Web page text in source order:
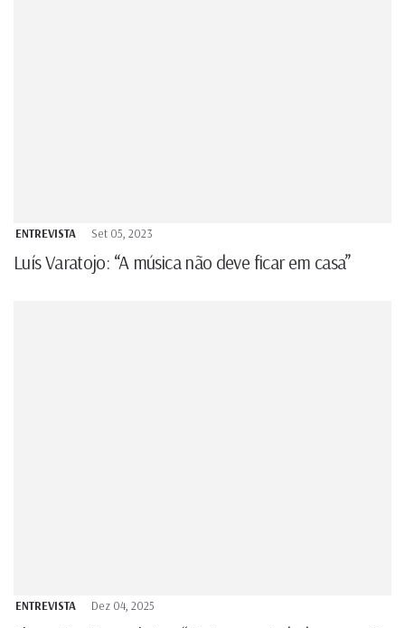
ENTREVISTA Set 05, 2023
Luís Varatojo: “A música não deve ficar em casa”
ENTREVISTA Dez 04, 2025